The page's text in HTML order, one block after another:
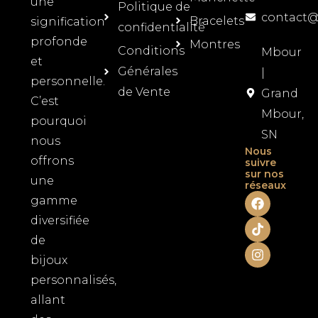
signification
profonde
et
personnelle.
C’est
pourquoi
nous
offrons
une
gamme
diversifiée
de
bijoux
personnalisés,
allant
Politique de
confidentialité
Conditions
Générales
de Vente
Bracelets
Montres
Mbour
Grand
Mbour,
SN
Nous
suivre
sur nos
réseaux
F
a
c
e
b
o
o
T
i
k
t
o
k
I
n
s
t
a
g
r